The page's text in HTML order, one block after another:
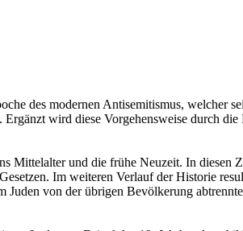
des modernen Antisemitismus, welcher
wird diese Vorgehensweise durch
Mittelalter und die frühe Neuzeit. In diesen
Im weiteren Verlauf der Historie
Juden von der übrigen Bevölkerung